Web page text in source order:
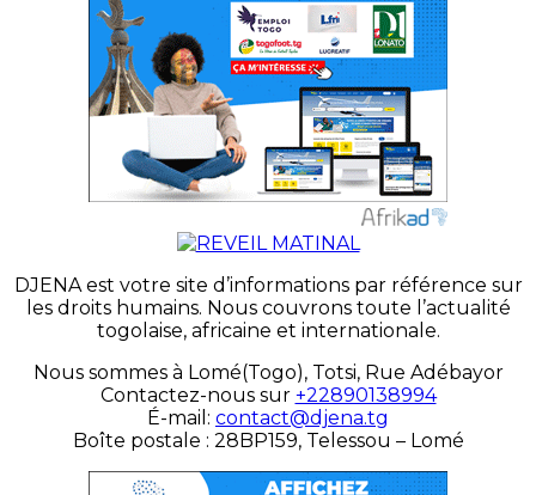
DJENA est votre site d’informations par référence sur
les droits humains. Nous couvrons toute l’actualité
togolaise, africaine et internationale.
Nous sommes à Lomé(Togo), Totsi, Rue Adébayor
Contactez-nous sur +22890138994
É-mail: contact@djena.tg
Boîte postale : 28BP159, Telessou – Lomé